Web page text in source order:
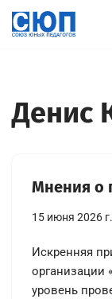
Денис
Мнения о
15 июня 2026 г.
Искренняя
организации
уровень